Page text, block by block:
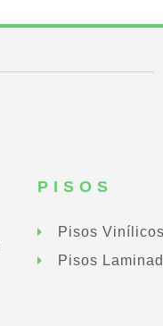
PISOS
Pisos Vinílicos
Pisos